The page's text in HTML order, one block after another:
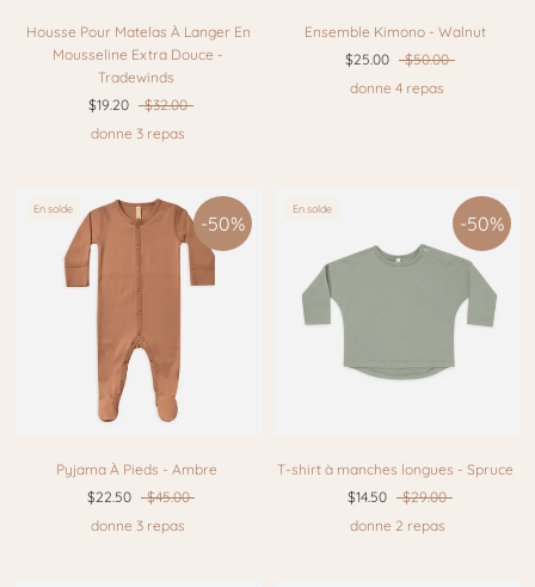
Housse Pour Matelas À Langer En
Mousseline Extra Douce -
Tradewinds
$19.20
$32.00
donne 3 repas
Ensemble Kimono - Walnut
$25.00
$50.00
donne 4 repas
En solde
Pyjama À Pieds - Ambre
$22.50
$45.00
donne 3 repas
-50%
En solde
T-shirt à manches longues - Spruce
$14.50
$29.00
donne 2 repas
-50%